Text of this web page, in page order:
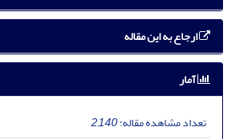
ارجاع به این مقاله
آمار
تعداد مشاهده مقاله:2,140